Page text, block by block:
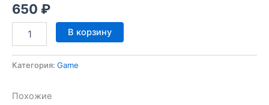
650 ₽
Количество
товара
Ring
Model
В корзину
Категория: Game
Похожие